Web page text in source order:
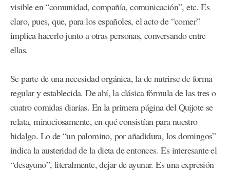
visible en “comunidad, compañía, comunicación”, etc. Es
claro, pues, que, para los españoles, el acto de “comer”
implica hacerlo junto a otras personas, conversando entre
ellas.
Se parte de una necesidad orgánica, la de nutrirse de forma
regular y establecida. De ahí, la clásica fórmula de las tres o
cuatro comidas diarias. En la primera página del Quijote se
relata, minuciosamente, en qué consistían para nuestro
hidalgo. Lo de “un palomino, por añadidura, los domingos”
indica la austeridad de la dieta de entonces. Es interesante el
“desayuno”, literalmente, dejar de ayunar. Es una expresión